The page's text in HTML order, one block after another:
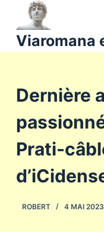
a
u
o
Viaromana
Dernière
Prati-
ROBERT 4 MAI 2023